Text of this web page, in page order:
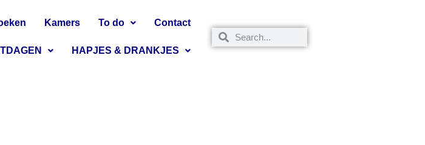
Kamers To do Contact
HAPJES & DRANKJES